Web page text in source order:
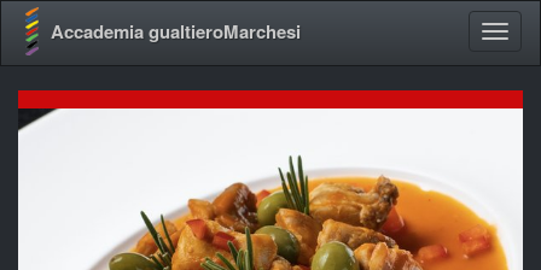
Accademia gualtieroMarchesi